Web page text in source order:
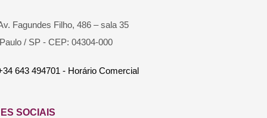
Fagundes Filho, 486 – sala 35
/ SP - CEP: 04304-000
643 494701 - Horário Comercial
SOCIAIS